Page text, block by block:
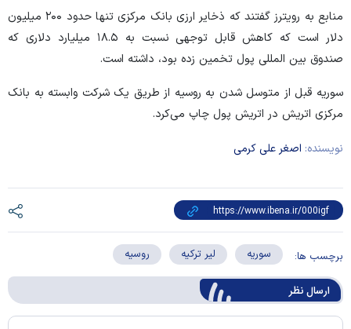
منابع به رویترز گفتند که ذخایر ارزی بانک مرکزی تنها حدود ۲۰۰ میلیون
دلار است که کاهش قابل توجهی نسبت به ۱۸.۵ میلیارد دلاری که
صندوق بین المللی پول تخمین زده بود، داشته است.
سوریه قبل از متوسل شدن به روسیه از طریق یک شرکت وابسته به بانک
مرکزی اتریش در اتریش پول چاپ می‌کرد.
نویسنده: اصغر علی کرمی
برچسب ها: سوریه لیر ترکیه روسیه
ارسال‌ نظر